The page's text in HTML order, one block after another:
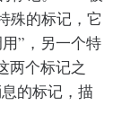
殊的标记，它
”，另一个特
两个标记之
的标记，描